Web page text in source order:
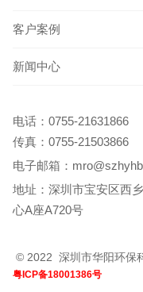
© 2022 深圳市华阳环保
粤ICP备18001386号
客户案例
新闻中心
电话： 0755-21631866
传真：0755-21503866
电子邮箱：
地址：深圳市宝安区西
心A座A720号